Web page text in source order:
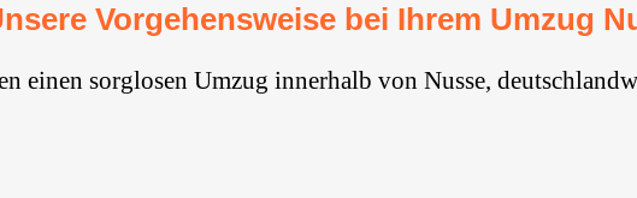
Vorgehensweise bei Ihrem Umzug
einen sorglosen Umzug innerhalb von Nusse,